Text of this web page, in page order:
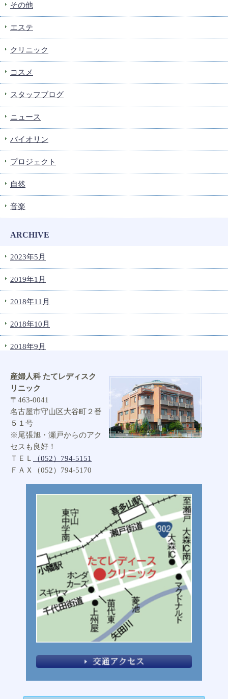
その他
エステ
クリニック
コスメ
スタッフブログ
ニュース
バイオリン
プロジェクト
自然
音楽
ARCHIVE
2023年5月
2019年1月
2018年11月
2018年10月
2018年9月
2017年12月
2017年11月
2017年10月
2017年9月
2017年5月
2017年4月
2017年3月
2017年2月
2015年8月
2015年6月
産婦人科 たてレディスク
リニック
〒463-0041
名古屋市守山区大谷町２番
５１号
※尾張旭・瀬戸からのアク
セスも良好！
ＴＥＬ
（052）794-5151
ＦＡＸ（052）794-5170